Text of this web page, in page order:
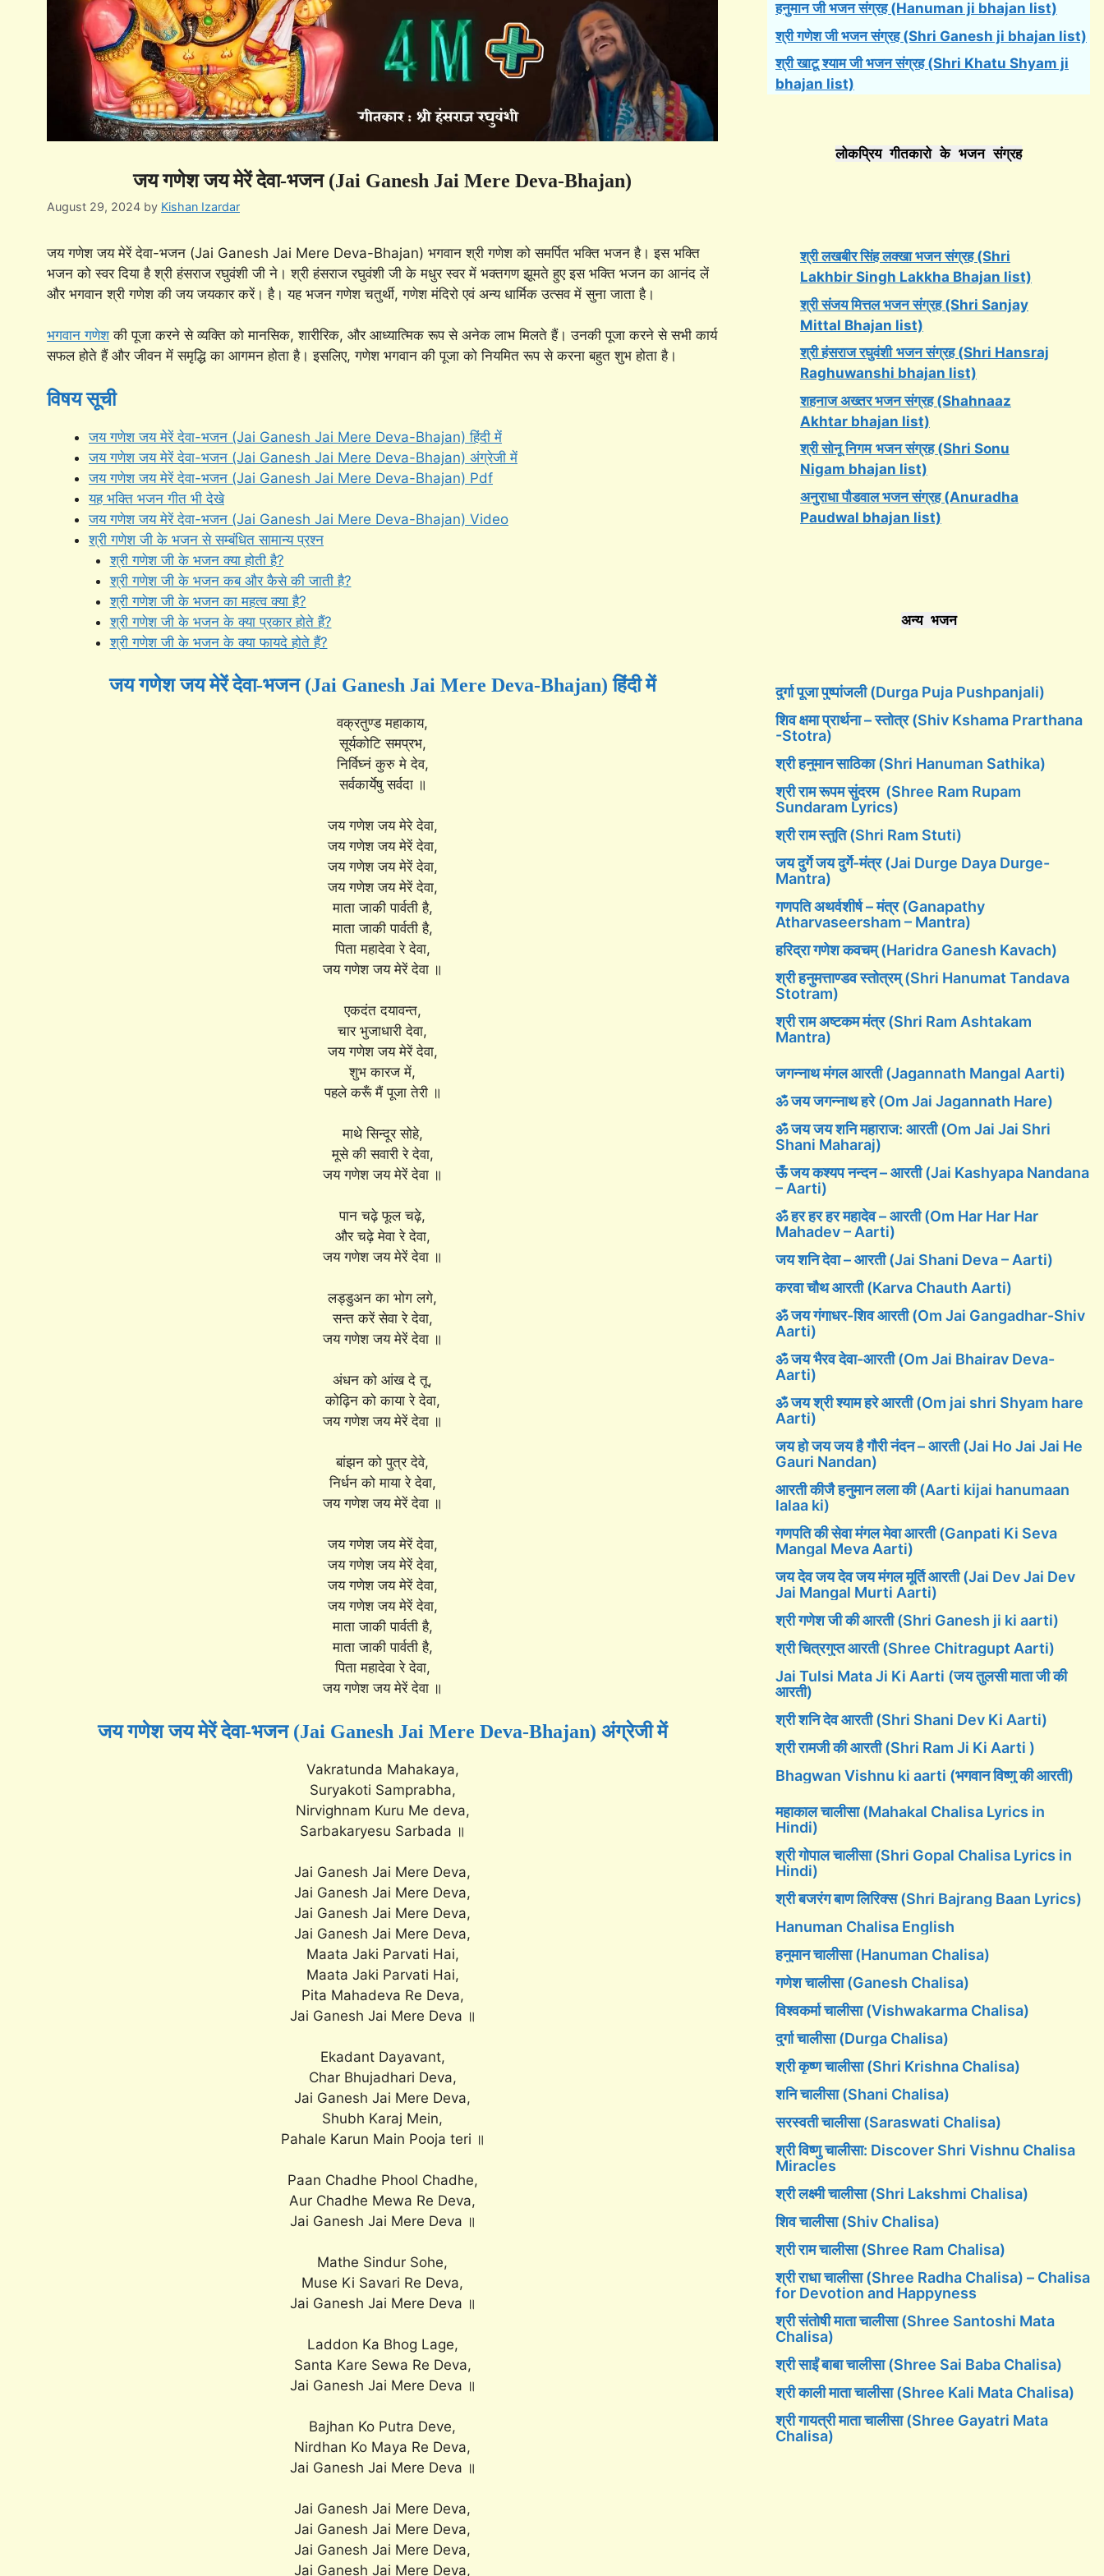
जय गणेश जय मेरें देवा-भजन (Jai Ganesh Jai Mere Deva-Bhajan)
August 29, 2024 by Kishan Izardar
जय गणेश जय मेरें देवा-भजन (Jai Ganesh Jai Mere Deva-Bhajan) भगवान श्री गणेश को समर्पित भक्ति भजन है। इस भक्ति
भजन को स्वर दिया है श्री हंसराज रघुवंशी जी ने। श्री हंसराज रघुवंशी जी के मधुर स्वर में भक्तगण झूमते हुए इस भक्ति भजन का आनंद लें
और भगवान श्री गणेश की जय जयकार करें। है। यह भजन गणेश चतुर्थी, गणेश मंदिरो एवं अन्य धार्मिक उत्सव में सुना जाता है।
भगवान गणेशकी पूजा करने से व्यक्ति को मानसिक, शारीरिक, और आध्यात्मिक रूप से अनेक लाभ मिलते हैं। उनकी पूजा करने से सभी कार्य
सफल होते हैं और जीवन में समृद्धि का आगमन होता है। इसलिए, गणेश भगवान की पूजा को नियमित रूप से करना बहुत शुभ होता है।
विषय सूची
जय गणेश जय मेरें देवा-भजन (Jai Ganesh Jai Mere Deva-Bhajan) हिंदी में
जय गणेश जय मेरें देवा-भजन (Jai Ganesh Jai Mere Deva-Bhajan) अंग्रेजी में
जय गणेश जय मेरें देवा-भजन (Jai Ganesh Jai Mere Deva-Bhajan) Pdf
यह भक्ति भजन गीत भी देखे
जय गणेश जय मेरें देवा-भजन (Jai Ganesh Jai Mere Deva-Bhajan) Video
श्री गणेश जी के भजन से सम्बंधित सामान्य प्रश्न
श्री गणेश जी के भजन क्या होती है?
श्री गणेश जी के भजन कब और कैसे की जाती है?
श्री गणेश जी के भजन का महत्व क्या है?
श्री गणेश जी के भजन के क्या प्रकार होते हैं?
श्री गणेश जी के भजन के क्या फायदे होते हैं?
जय गणेश जय मेरें देवा-भजन (Jai Ganesh Jai Mere Deva-Bhajan) हिंदी में
वक्रतुण्ड महाकाय,
सूर्यकोटि समप्रभ,
निर्विघ्नं कुरु मे देव,
सर्वकार्येषु सर्वदा ॥
जय गणेश जय मेरे देवा,
जय गणेश जय मेरें देवा,
जय गणेश जय मेरें देवा,
जय गणेश जय मेरें देवा,
माता जाकी पार्वती है,
माता जाकी पार्वती है,
पिता महादेवा रे देवा,
जय गणेश जय मेरें देवा ॥
एकदंत दयावन्त,
चार भुजाधारी देवा,
जय गणेश जय मेरें देवा,
शुभ कारज में,
पहले करूँ मैं पूजा तेरी ॥
माथे सिन्दूर सोहे,
मूसे की सवारी रे देवा,
जय गणेश जय मेरें देवा ॥
पान चढ़े फूल चढ़े,
और चढ़े मेवा रे देवा,
जय गणेश जय मेरें देवा ॥
लड्डुअन का भोग लगे,
सन्त करें सेवा रे देवा,
जय गणेश जय मेरें देवा ॥
अंधन को आंख दे तू,
कोढ़िन को काया रे देवा,
जय गणेश जय मेरें देवा ॥
बांझन को पुत्र देवे,
निर्धन को माया रे देवा,
जय गणेश जय मेरें देवा ॥
जय गणेश जय मेरें देवा,
जय गणेश जय मेरें देवा,
जय गणेश जय मेरें देवा,
जय गणेश जय मेरें देवा,
माता जाकी पार्वती है,
माता जाकी पार्वती है,
पिता महादेवा रे देवा,
जय गणेश जय मेरें देवा ॥
जय गणेश जय मेरें देवा-भजन (Jai Ganesh Jai Mere Deva-Bhajan) अंग्रेजी में
Vakratunda Mahakaya,
Suryakoti Samprabha,
Nirvighnam Kuru Me deva,
Sarbakaryesu Sarbada ॥
Jai Ganesh Jai Mere Deva,
Jai Ganesh Jai Mere Deva,
Jai Ganesh Jai Mere Deva,
Jai Ganesh Jai Mere Deva,
Maata Jaki Parvati Hai,
Maata Jaki Parvati Hai,
Pita Mahadeva Re Deva,
Jai Ganesh Jai Mere Deva ॥
Ekadant Dayavant,
Char Bhujadhari Deva,
Jai Ganesh Jai Mere Deva,
Shubh Karaj Mein,
Pahale Karun Main Pooja teri ॥
Paan Chadhe Phool Chadhe,
Aur Chadhe Mewa Re Deva,
Jai Ganesh Jai Mere Deva ॥
Mathe Sindur Sohe,
Muse Ki Savari Re Deva,
Jai Ganesh Jai Mere Deva ॥
Laddon Ka Bhog Lage,
Santa Kare Sewa Re Deva,
Jai Ganesh Jai Mere Deva ॥
Bajhan Ko Putra Deve,
Nirdhan Ko Maya Re Deva,
Jai Ganesh Jai Mere Deva ॥
Jai Ganesh Jai Mere Deva,
Jai Ganesh Jai Mere Deva,
Jai Ganesh Jai Mere Deva,
Jai Ganesh Jai Mere Deva,
हनुमान जी भजन संग्रह (Hanuman ji bhajan list)
श्री गणेश जी भजन संग्रह (Shri Ganesh ji bhajan list)
श्री खाटू श्याम जी भजन संग्रह (Shri Khatu Shyam ji
bhajan list)
लोकप्रिय गीतकारो के भजन संग्रह
श्री लखबीर सिंह लक्खा भजन संग्रह (Shri
Lakhbir Singh Lakkha Bhajan list)
श्री संजय मित्तल भजन संग्रह (Shri Sanjay
Mittal Bhajan list)
श्री हंसराज रघुवंशी भजन संग्रह (Shri Hansraj
Raghuwanshi bhajan list)
शहनाज अख्तर भजन संग्रह (Shahnaaz
Akhtar bhajan list)
श्री सोनू निगम भजन संग्रह (Shri Sonu
Nigam bhajan list)
अनुराधा पौडवाल भजन संग्रह (Anuradha
Paudwal bhajan list)
अन्य भजन
दुर्गा पूजा पुष्पांजली (Durga Puja Pushpanjali)
शिव क्षमा प्रार्थना – स्तोत्र (Shiv Kshama Prarthana
-Stotra)
श्री हनुमान साठिका (Shri Hanuman Sathika)
श्री राम रूपम सुंदरम (Shree Ram Rupam
Sundaram Lyrics)
श्री राम स्तुति (Shri Ram Stuti)
जय दुर्गे जय दुर्गे-मंत्र (Jai Durge Daya Durge-
Mantra)
गणपति अथर्वशीर्ष – मंत्र (Ganapathy
Atharvaseersham – Mantra)
हरिद्रा गणेश कवचम् (Haridra Ganesh Kavach)
श्री हनुमत्ताण्डव स्तोत्रम् (Shri Hanumat Tandava
Stotram)
श्री राम अष्टकम मंत्र (Shri Ram Ashtakam
Mantra)
जगन्नाथ मंगल आरती (Jagannath Mangal Aarti)
ॐ जय जगन्नाथ हरे (Om Jai Jagannath Hare)
ॐ जय जय शनि महाराज: आरती (Om Jai Jai Shri
Shani Maharaj)
ऊँ जय कश्यप नन्दन – आरती (Jai Kashyapa Nandana
– Aarti)
ॐ हर हर हर महादेव – आरती (Om Har Har Har
Mahadev – Aarti)
जय शनि देवा – आरती (Jai Shani Deva – Aarti)
करवा चौथ आरती (Karva Chauth Aarti)
ॐ जय गंगाधर-शिव आरती (Om Jai Gangadhar-Shiv
Aarti)
ॐ जय भैरव देवा-आरती (Om Jai Bhairav Deva-
Aarti)
ॐ जय श्री श्याम हरे आरती (Om jai shri Shyam hare
Aarti)
जय हो जय जय है गौरी नंदन – आरती (Jai Ho Jai Jai He
Gauri Nandan)
आरती कीजै हनुमान लला की (Aarti kijai hanumaan
lalaa ki)
गणपति की सेवा मंगल मेवा आरती (Ganpati Ki Seva
Mangal Meva Aarti)
जय देव जय देव जय मंगल मूर्ति आरती (Jai Dev Jai Dev
Jai Mangal Murti Aarti)
श्री गणेश जी की आरती (Shri Ganesh ji ki aarti)
श्री चित्रगुप्त आरती (Shree Chitragupt Aarti)
Jai Tulsi Mata Ji Ki Aarti (जय तुलसी माता जी की
आरती)
श्री शनि देव आरती (Shri Shani Dev Ki Aarti)
श्री रामजी की आरती (Shri Ram Ji Ki Aarti )
Bhagwan Vishnu ki aarti (भगवान विष्णु की आरती)
महाकाल चालीसा (Mahakal Chalisa Lyrics in
Hindi)
श्री गोपाल चालीसा (Shri Gopal Chalisa Lyrics in
Hindi)
श्री बजरंग बाण लिरिक्स (Shri Bajrang Baan Lyrics)
Hanuman Chalisa English
हनुमान चालीसा (Hanuman Chalisa)
गणेश चालीसा (Ganesh Chalisa)
विश्वकर्मा चालीसा (Vishwakarma Chalisa)
दुर्गा चालीसा (Durga Chalisa)
श्री कृष्ण चालीसा (Shri Krishna Chalisa)
शनि चालीसा (Shani Chalisa)
सरस्वती चालीसा (Saraswati Chalisa)
श्री विष्णु चालीसा: Discover Shri Vishnu Chalisa
Miracles
श्री लक्ष्मी चालीसा (Shri Lakshmi Chalisa)
शिव चालीसा (Shiv Chalisa)
श्री राम चालीसा (Shree Ram Chalisa)
श्री राधा चालीसा (Shree Radha Chalisa) – Chalisa
for Devotion and Happyness
श्री संतोषी माता चालीसा (Shree Santoshi Mata
Chalisa)
श्री साईं बाबा चालीसा (Shree Sai Baba Chalisa)
श्री काली माता चालीसा (Shree Kali Mata Chalisa)
श्री गायत्री माता चालीसा (Shree Gayatri Mata
Chalisa)